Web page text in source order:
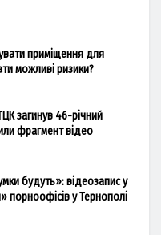
приміщення для
можливі ризики?
загинув 46-річний
фрагмент відео
будуть»: відеозапис у
порноофісів у Тернополі